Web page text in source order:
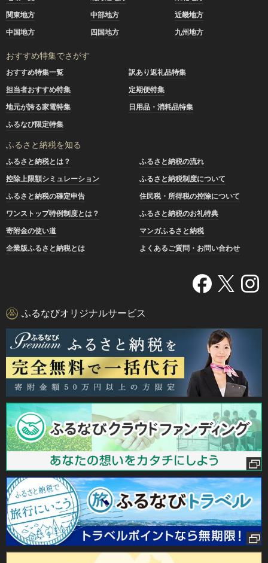
関東地方
中部地方
近畿地方
中国地方
四国地方 九州地方
おすすめ特集でさがす
おすすめ特集一覧
訳あり返礼品特集
担当者おすすめ特集
定期便特集
地元が誇る家電特集
日用品・消耗品特集
ふるなび限定特集
ふるさと納税を知る
ふるさと納税とは？
ふるさと納税の流れ
控除上限額シミュレーション
ふるさと納税制度について
ふるさと納税の確定申告
住民税・所得税の控除について
ワンストップ特例制度とは？
ふるさと納税のお礼特典
寄附金の使い道
マンガふるさと納税
企業版ふるさと納税とは
よくあるご質問・お問い合わせ
ふるなびオリジナルサービス